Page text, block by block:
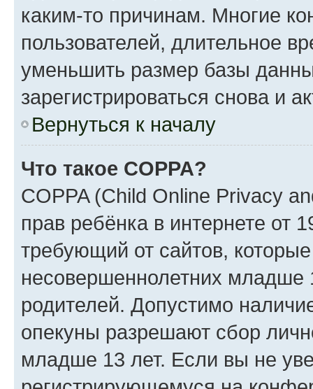
каким-то причинам. Многие
пользователей, длительное
уменьшить размер базы
зарегистрироваться снова и
Вернуться к началу
Что такое COPPA?
COPPA (Child Online Privacy
прав ребёнка в интернете от
требующий от сайтов,
несовершеннолетних младше
родителей. Допустимо
опекуны разрешают сбор
младше 13 лет. Если вы не